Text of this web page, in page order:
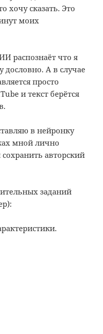
хочу сказать. Это
моих
распознаёт что я
дословно. А в случае
просто
и текст берётся
в нейронку
мной лично
авторский
заданий